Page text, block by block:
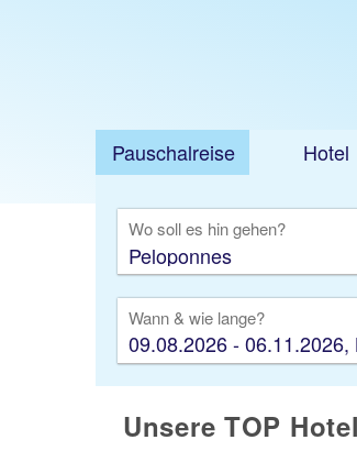
Pauschalreise Hotel
Wo soll es hin gehen?
Wann & wie lange?
09.08.2026 - 06.11.2026,
Unsere TOP